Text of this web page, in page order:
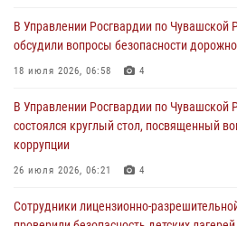
Директор Росгвардии Герой России
поздравил специалистов
01 августа 2026, 00:01
В Управлении Росгвардии по Чувашской
обсудили вопросы безопасности
18 июля 2026, 06:58 4
В Управлении Росгвардии по Чувашской
состоялся круглый стол, посвященный
коррупции
26 июля 2026, 06:21 4
Сотрудники лицензионно-